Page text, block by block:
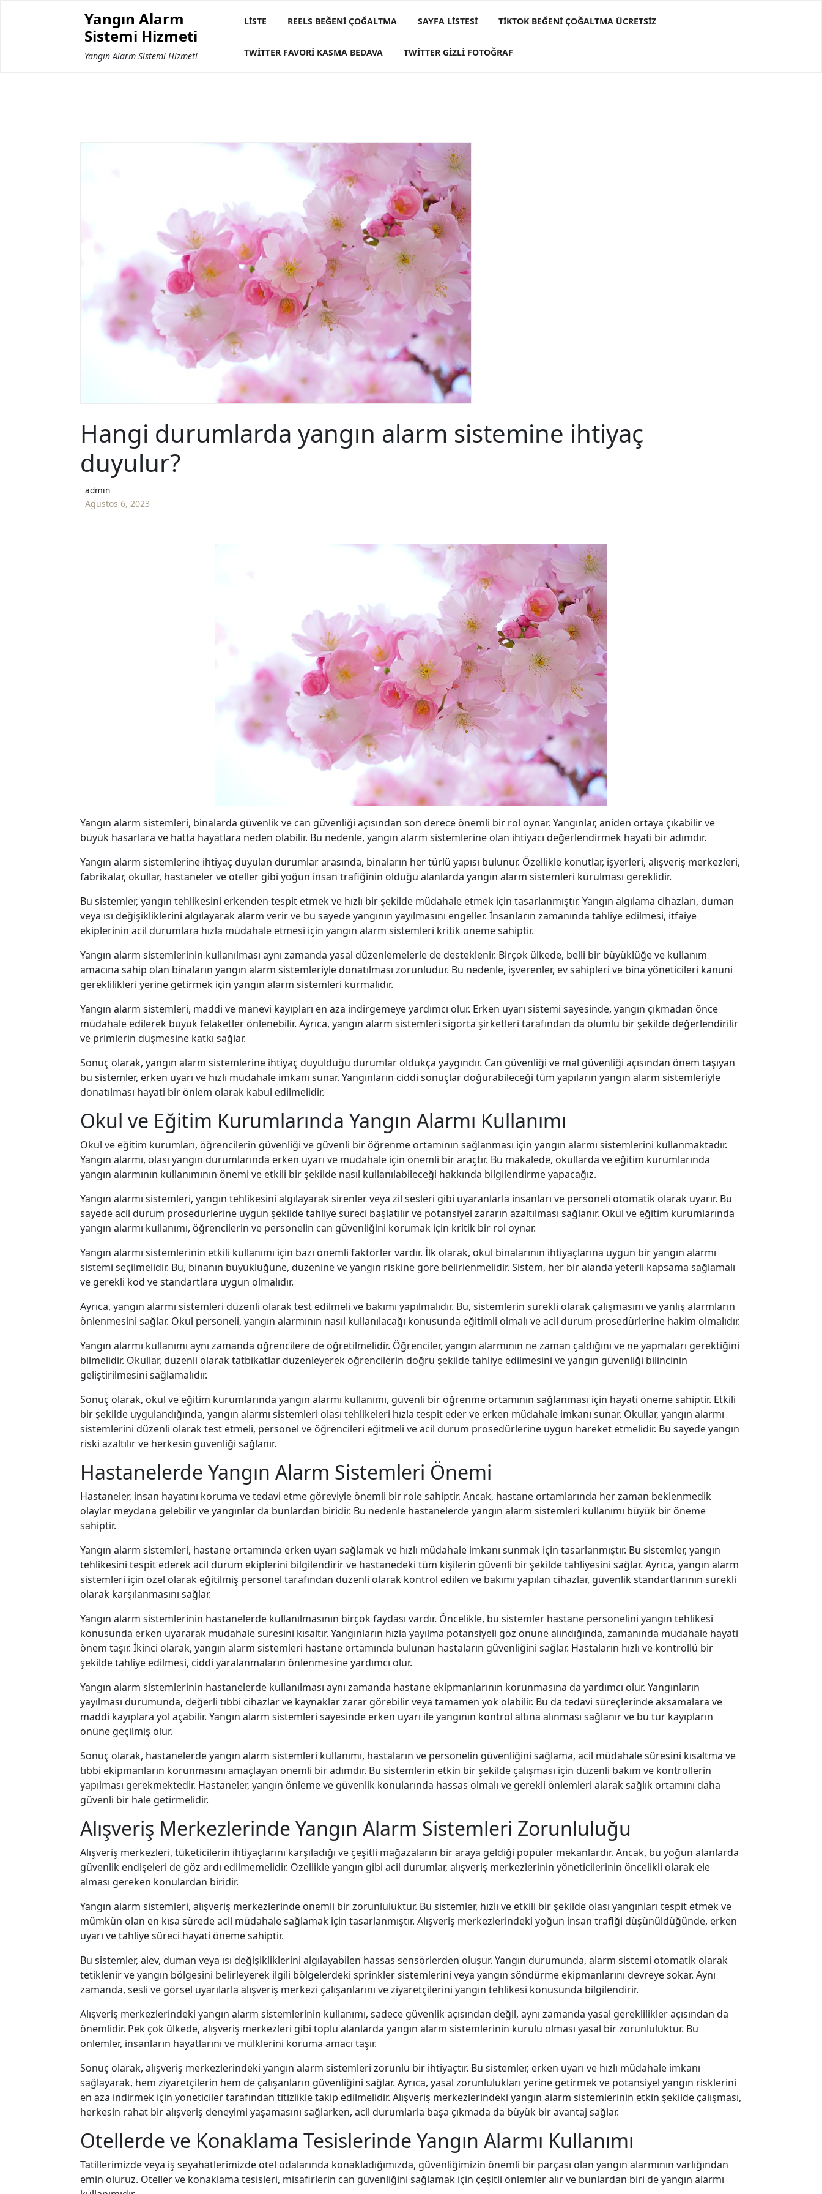
Yangın Alarm
Sistemi Hizmeti
Yangın Alarm Sistemi Hizmeti
LISTE REELS BEĞENI ÇOĞALTMA SAYFA LISTESI TIKTOK BEĞENI ÇOĞALTMA ÜCRETSIZ
TWITTER FAVORI KASMA BEDAVA TWITTER GIZLI FOTOĞRAF
Hangi durumlarda yangın alarm sistemine ihtiyaç
duyulur?
admin
Ağustos 6, 2023
Yangın alarm sistemleri, binalarda güvenlik ve can güvenliği açısından son derece önemli bir rol oynar. Yangınlar, aniden ortaya çıkabilir ve
büyük hasarlara ve hatta hayatlara neden olabilir. Bu nedenle, yangın alarm sistemlerine olan ihtiyacı değerlendirmek hayati bir adımdır.
Yangın alarm sistemlerine ihtiyaç duyulan durumlar arasında, binaların her türlü yapısı bulunur. Özellikle konutlar, işyerleri, alışveriş merkezleri,
fabrikalar, okullar, hastaneler ve oteller gibi yoğun insan trafiğinin olduğu alanlarda yangın alarm sistemleri kurulması gereklidir.
Bu sistemler, yangın tehlikesini erkenden tespit etmek ve hızlı bir şekilde müdahale etmek için tasarlanmıştır. Yangın algılama cihazları, duman
veya ısı değişikliklerini algılayarak alarm verir ve bu sayede yangının yayılmasını engeller. İnsanların zamanında tahliye edilmesi, itfaiye
ekiplerinin acil durumlara hızla müdahale etmesi için yangın alarm sistemleri kritik öneme sahiptir.
Yangın alarm sistemlerinin kullanılması aynı zamanda yasal düzenlemelerle de desteklenir. Birçok ülkede, belli bir büyüklüğe ve kullanım
amacına sahip olan binaların yangın alarm sistemleriyle donatılması zorunludur. Bu nedenle, işverenler, ev sahipleri ve bina yöneticileri kanuni
gereklilikleri yerine getirmek için yangın alarm sistemleri kurmalıdır.
Yangın alarm sistemleri, maddi ve manevi kayıpları en aza indirgemeye yardımcı olur. Erken uyarı sistemi sayesinde, yangın çıkmadan önce
müdahale edilerek büyük felaketler önlenebilir. Ayrıca, yangın alarm sistemleri sigorta şirketleri tarafından da olumlu bir şekilde değerlendirilir
ve primlerin düşmesine katkı sağlar.
Sonuç olarak, yangın alarm sistemlerine ihtiyaç duyulduğu durumlar oldukça yaygındır. Can güvenliği ve mal güvenliği açısından önem taşıyan
bu sistemler, erken uyarı ve hızlı müdahale imkanı sunar. Yangınların ciddi sonuçlar doğurabileceği tüm yapıların yangın alarm sistemleriyle
donatılması hayati bir önlem olarak kabul edilmelidir.
Okul ve Eğitim Kurumlarında Yangın Alarmı Kullanımı
Okul ve eğitim kurumları, öğrencilerin güvenliği ve güvenli bir öğrenme ortamının sağlanması için yangın alarmı sistemlerini kullanmaktadır.
Yangın alarmı, olası yangın durumlarında erken uyarı ve müdahale için önemli bir araçtır. Bu makalede, okullarda ve eğitim kurumlarında
yangın alarmının kullanımının önemi ve etkili bir şekilde nasıl kullanılabileceği hakkında bilgilendirme yapacağız.
Yangın alarmı sistemleri, yangın tehlikesini algılayarak sirenler veya zil sesleri gibi uyaranlarla insanları ve personeli otomatik olarak uyarır. Bu
sayede acil durum prosedürlerine uygun şekilde tahliye süreci başlatılır ve potansiyel zararın azaltılması sağlanır. Okul ve eğitim kurumlarında
yangın alarmı kullanımı, öğrencilerin ve personelin can güvenliğini korumak için kritik bir rol oynar.
Yangın alarmı sistemlerinin etkili kullanımı için bazı önemli faktörler vardır. İlk olarak, okul binalarının ihtiyaçlarına uygun bir yangın alarmı
sistemi seçilmelidir. Bu, binanın büyüklüğüne, düzenine ve yangın riskine göre belirlenmelidir. Sistem, her bir alanda yeterli kapsama sağlamalı
ve gerekli kod ve standartlara uygun olmalıdır.
Ayrıca, yangın alarmı sistemleri düzenli olarak test edilmeli ve bakımı yapılmalıdır. Bu, sistemlerin sürekli olarak çalışmasını ve yanlış alarmların
önlenmesini sağlar. Okul personeli, yangın alarmının nasıl kullanılacağı konusunda eğitimli olmalı ve acil durum prosedürlerine hakim olmalıdır.
Yangın alarmı kullanımı aynı zamanda öğrencilere de öğretilmelidir. Öğrenciler, yangın alarmının ne zaman çaldığını ve ne yapmaları gerektiğini
bilmelidir. Okullar, düzenli olarak tatbikatlar düzenleyerek öğrencilerin doğru şekilde tahliye edilmesini ve yangın güvenliği bilincinin
geliştirilmesini sağlamalıdır.
Sonuç olarak, okul ve eğitim kurumlarında yangın alarmı kullanımı, güvenli bir öğrenme ortamının sağlanması için hayati öneme sahiptir. Etkili
bir şekilde uygulandığında, yangın alarmı sistemleri olası tehlikeleri hızla tespit eder ve erken müdahale imkanı sunar. Okullar, yangın alarmı
sistemlerini düzenli olarak test etmeli, personel ve öğrencileri eğitmeli ve acil durum prosedürlerine uygun hareket etmelidir. Bu sayede yangın
riski azaltılır ve herkesin güvenliği sağlanır.
Hastanelerde Yangın Alarm Sistemleri Önemi
Hastaneler, insan hayatını koruma ve tedavi etme göreviyle önemli bir role sahiptir. Ancak, hastane ortamlarında her zaman beklenmedik
olaylar meydana gelebilir ve yangınlar da bunlardan biridir. Bu nedenle hastanelerde yangın alarm sistemleri kullanımı büyük bir öneme
sahiptir.
Yangın alarm sistemleri, hastane ortamında erken uyarı sağlamak ve hızlı müdahale imkanı sunmak için tasarlanmıştır. Bu sistemler, yangın
tehlikesini tespit ederek acil durum ekiplerini bilgilendirir ve hastanedeki tüm kişilerin güvenli bir şekilde tahliyesini sağlar. Ayrıca, yangın alarm
sistemleri için özel olarak eğitilmiş personel tarafından düzenli olarak kontrol edilen ve bakımı yapılan cihazlar, güvenlik standartlarının sürekli
olarak karşılanmasını sağlar.
Yangın alarm sistemlerinin hastanelerde kullanılmasının birçok faydası vardır. Öncelikle, bu sistemler hastane personelini yangın tehlikesi
konusunda erken uyararak müdahale süresini kısaltır. Yangınların hızla yayılma potansiyeli göz önüne alındığında, zamanında müdahale hayati
önem taşır. İkinci olarak, yangın alarm sistemleri hastane ortamında bulunan hastaların güvenliğini sağlar. Hastaların hızlı ve kontrollü bir
şekilde tahliye edilmesi, ciddi yaralanmaların önlenmesine yardımcı olur.
Yangın alarm sistemlerinin hastanelerde kullanılması aynı zamanda hastane ekipmanlarının korunmasına da yardımcı olur. Yangınların
yayılması durumunda, değerli tıbbi cihazlar ve kaynaklar zarar görebilir veya tamamen yok olabilir. Bu da tedavi süreçlerinde aksamalara ve
maddi kayıplara yol açabilir. Yangın alarm sistemleri sayesinde erken uyarı ile yangının kontrol altına alınması sağlanır ve bu tür kayıpların
önüne geçilmiş olur.
Sonuç olarak, hastanelerde yangın alarm sistemleri kullanımı, hastaların ve personelin güvenliğini sağlama, acil müdahale süresini kısaltma ve
tıbbi ekipmanların korunmasını amaçlayan önemli bir adımdır. Bu sistemlerin etkin bir şekilde çalışması için düzenli bakım ve kontrollerin
yapılması gerekmektedir. Hastaneler, yangın önleme ve güvenlik konularında hassas olmalı ve gerekli önlemleri alarak sağlık ortamını daha
güvenli bir hale getirmelidir.
Alışveriş Merkezlerinde Yangın Alarm Sistemleri Zorunluluğu
Alışveriş merkezleri, tüketicilerin ihtiyaçlarını karşıladığı ve çeşitli mağazaların bir araya geldiği popüler mekanlardır. Ancak, bu yoğun alanlarda
güvenlik endişeleri de göz ardı edilmemelidir. Özellikle yangın gibi acil durumlar, alışveriş merkezlerinin yöneticilerinin öncelikli olarak ele
alması gereken konulardan biridir.
Yangın alarm sistemleri, alışveriş merkezlerinde önemli bir zorunluluktur. Bu sistemler, hızlı ve etkili bir şekilde olası yangınları tespit etmek ve
mümkün olan en kısa sürede acil müdahale sağlamak için tasarlanmıştır. Alışveriş merkezlerindeki yoğun insan trafiği düşünüldüğünde, erken
uyarı ve tahliye süreci hayati öneme sahiptir.
Bu sistemler, alev, duman veya ısı değişikliklerini algılayabilen hassas sensörlerden oluşur. Yangın durumunda, alarm sistemi otomatik olarak
tetiklenir ve yangın bölgesini belirleyerek ilgili bölgelerdeki sprinkler sistemlerini veya yangın söndürme ekipmanlarını devreye sokar. Aynı
zamanda, sesli ve görsel uyarılarla alışveriş merkezi çalışanlarını ve ziyaretçilerini yangın tehlikesi konusunda bilgilendirir.
Alışveriş merkezlerindeki yangın alarm sistemlerinin kullanımı, sadece güvenlik açısından değil, aynı zamanda yasal gereklilikler açısından da
önemlidir. Pek çok ülkede, alışveriş merkezleri gibi toplu alanlarda yangın alarm sistemlerinin kurulu olması yasal bir zorunluluktur. Bu
önlemler, insanların hayatlarını ve mülklerini koruma amacı taşır.
Sonuç olarak, alışveriş merkezlerindeki yangın alarm sistemleri zorunlu bir ihtiyaçtır. Bu sistemler, erken uyarı ve hızlı müdahale imkanı
sağlayarak, hem ziyaretçilerin hem de çalışanların güvenliğini sağlar. Ayrıca, yasal zorunlulukları yerine getirmek ve potansiyel yangın risklerini
en aza indirmek için yöneticiler tarafından titizlikle takip edilmelidir. Alışveriş merkezlerindeki yangın alarm sistemlerinin etkin şekilde çalışması,
herkesin rahat bir alışveriş deneyimi yaşamasını sağlarken, acil durumlarla başa çıkmada da büyük bir avantaj sağlar.
Otellerde ve Konaklama Tesislerinde Yangın Alarmı Kullanımı
Tatillerimizde veya iş seyahatlerimizde otel odalarında konakladığımızda, güvenliğimizin önemli bir parçası olan yangın alarmının varlığından
emin oluruz. Oteller ve konaklama tesisleri, misafirlerin can güvenliğini sağlamak için çeşitli önlemler alır ve bunlardan biri de yangın alarmı